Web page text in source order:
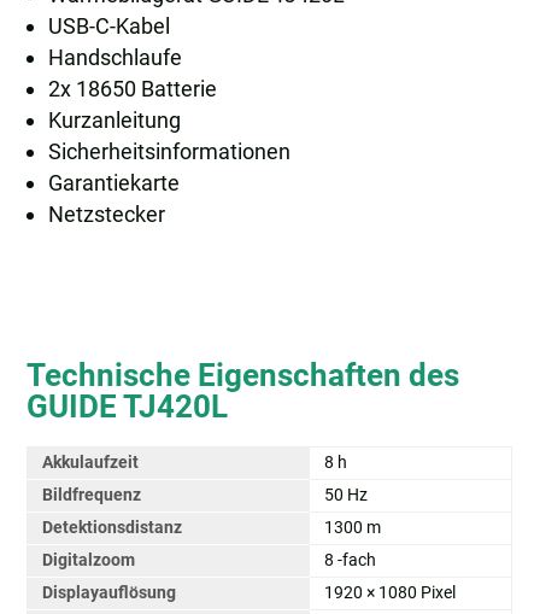
USB-C-Kabel
Handschlaufe
2x 18650 Batterie
Kurzanleitung
Sicherheitsinformationen
Garantiekarte
Netzstecker
Technische Eigenschaften des
GUIDE TJ420L
Akkulaufzeit
8 h
Bildfrequenz
50 Hz
Detektionsdistanz
1300 m
Digitalzoom
8 -fach
Displayauflösung
1920 × 1080 Pixel